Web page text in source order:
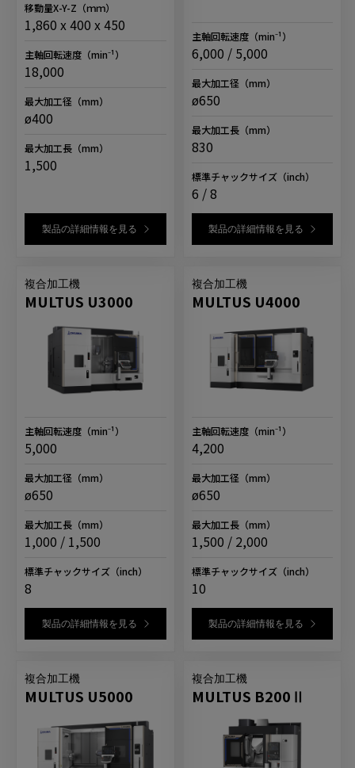
移動量X-Y-Z （ｍｍ）
1,860 x 400 x 450
主軸回転速度 （min⁻¹）
18,000
最大加工径 （mm）
ø400
最大加工長 （mm）
1,500
製品の詳細情報を見る
主軸回転速度（min⁻¹）
6,000 / 5,000
最大加工径（mm）
ø650
最大加工長（mm）
830
標準チャックサイズ（inch）
6 / 8
製品の詳細情報を見る
複合加工機
MULTUS U3000
主軸回転速度 （min⁻¹）
5,000
最大加工径 （mm）
ø650
最大加工長 （mm）
1,000 / 1,500
標準チャックサイズ （inch）
8
製品の詳細情報を見る
複合加工機
MULTUS U4000
主軸回転速度（min⁻¹）
4,200
最大加工径 （mm）
ø650
最大加工長（mm）
1,500 / 2,000
標準チャックサイズ（inch）
10
製品の詳細情報を見る
複合加工機
MULTUS U5000
複合加工機
MULTUS B200Ⅱ